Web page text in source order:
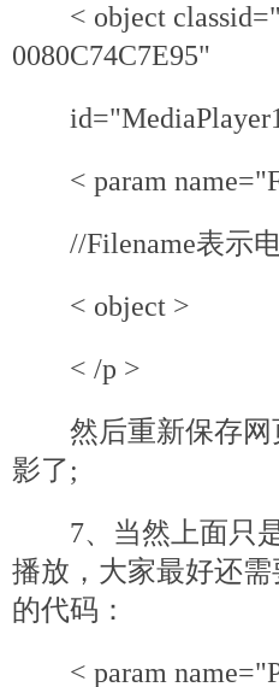
< object
0080C74C7E95"
< param
//Filename表示电
< object >
< /p >
然后重新保存网
影了;
7、当然上面只是
播放，大家最好还
的代码：
< param